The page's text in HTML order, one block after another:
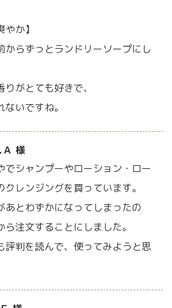
やか】
からずっとランドリーソープにし
がとても好きで、
いですね。
様
でシャンプーやローション・ロー
レンジングを買っています。
あとわずかになってしまったの
注文することにしました。
評判を読んで、使ってみようと思